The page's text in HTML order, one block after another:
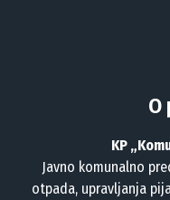
O
KP
Javno komunalno
otpada, upravljanja